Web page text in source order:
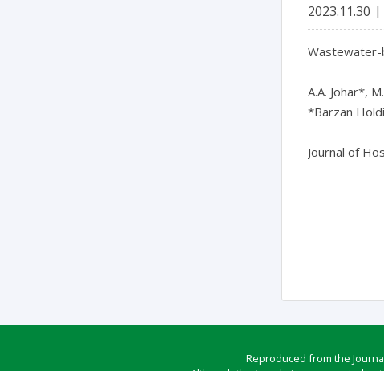
2023.11.30
Wastewater-
A.A. Johar*,
*Barzan
Journal of
Reproduced from the